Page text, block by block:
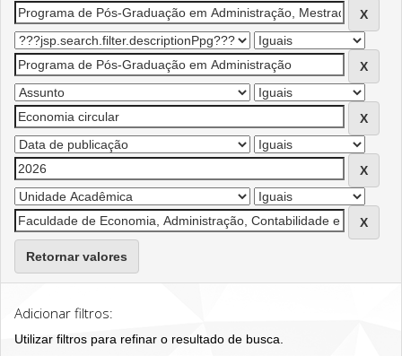
Retornar valores
Adicionar filtros:
Utilizar filtros para refinar o resultado de busca.